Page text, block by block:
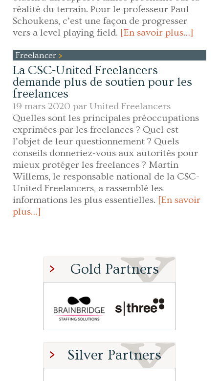
réalité du terrain. Pour le professeur Paul
Schoukens, c’est une façon de progresser
vers a level playing field. [En savoir plus…]
Freelancer
La CSC-United Freelancers
demande plus de soutien pour les
freelances
19 mars 2020 parUnited Freelancers
Quelles sont les principales préoccupations
exprimées par les freelances ? Quel est
l’objet de leur questionnement ? Quels
conseils donneriez-vous aux autorités pour
mieux protéger les freelances ? Martin
Willems, le responsable national de la CSC-
United Freelancers, a rassemblé les
informations les plus essentielles. [En savoir
plus…]
Gold Partners
Silver Partners